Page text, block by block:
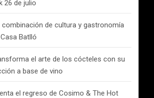
26 de julio
combinación de cultura y gastronomía
Batlló
el arte de los cócteles con su
a base de vino
el regreso de Cosimo & The Hot